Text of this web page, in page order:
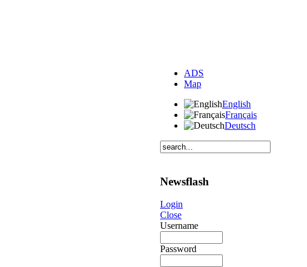
ADS
Map
English
Français
Deutsch
Newsflash
Login
Close
Username
Password